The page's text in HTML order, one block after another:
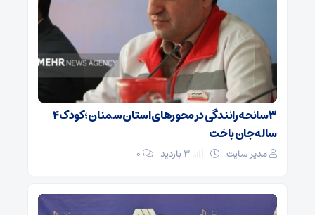
۳ سانحه رانندگی در محورهای استان سمنان؛ کودک ۴
ساله جان باخت
مدیر سایت ۰